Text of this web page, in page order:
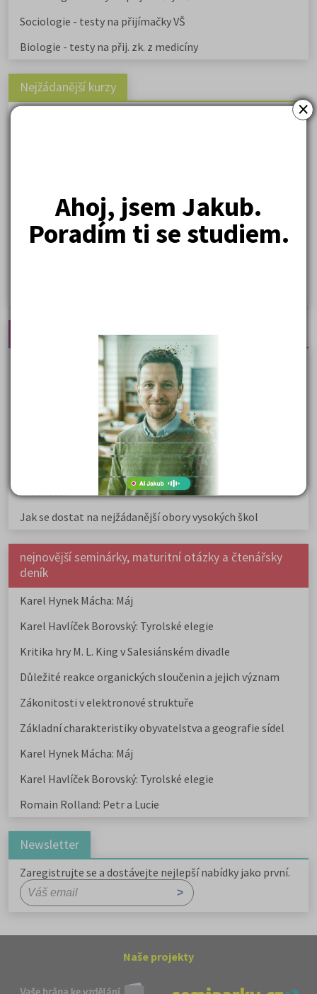
×
Ahoj, jsem Jakub.
Poradím ti se studiem.
Sociologie - testy na přijímačky VŠ
Biologie - testy na přij. zk. z medicíny
Nejžádanější kurzy
Ekonomické fakulty
Žurnalistika
Nejčtenější články
Kdy vysoké školy pořádají dny otevřených dveří
Na které fakulty se dostanete bez přijímaček 2026?
Samostudium vs. přípravný kurz: Co opravdu funguje u
přijímaček na VŠ?
Prestiž a vnímání oborů ve společnosti
Rozcestník po maturitě: VŠ, VOŠ, práce, gap year i další
možnosti
Jak se dostat na nejžádanější obory vysokých škol
nejnovější seminárky, maturitní otázky a čtenářsky
deník
Karel Hynek Mácha: Máj
Karel Havlíček Borovský: Tyrolské elegie
Kritika hry M. L. King v Salesiánském divadle
Důležité reakce organických sloučenin a jejich význam
Zákonitosti v elektronové struktuře
Základní charakteristiky obyvatelstva a geografie sídel
Karel Hynek Mácha: Máj
Karel Havlíček Borovský: Tyrolské elegie
Romain Rolland: Petr a Lucie
Newsletter
Zaregistrujte se a dostávejte nejlepší nabídky jako první.
Naše projekty